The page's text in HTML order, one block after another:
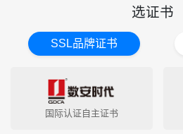
选证书
SSL品牌证书
国际认证自主证书